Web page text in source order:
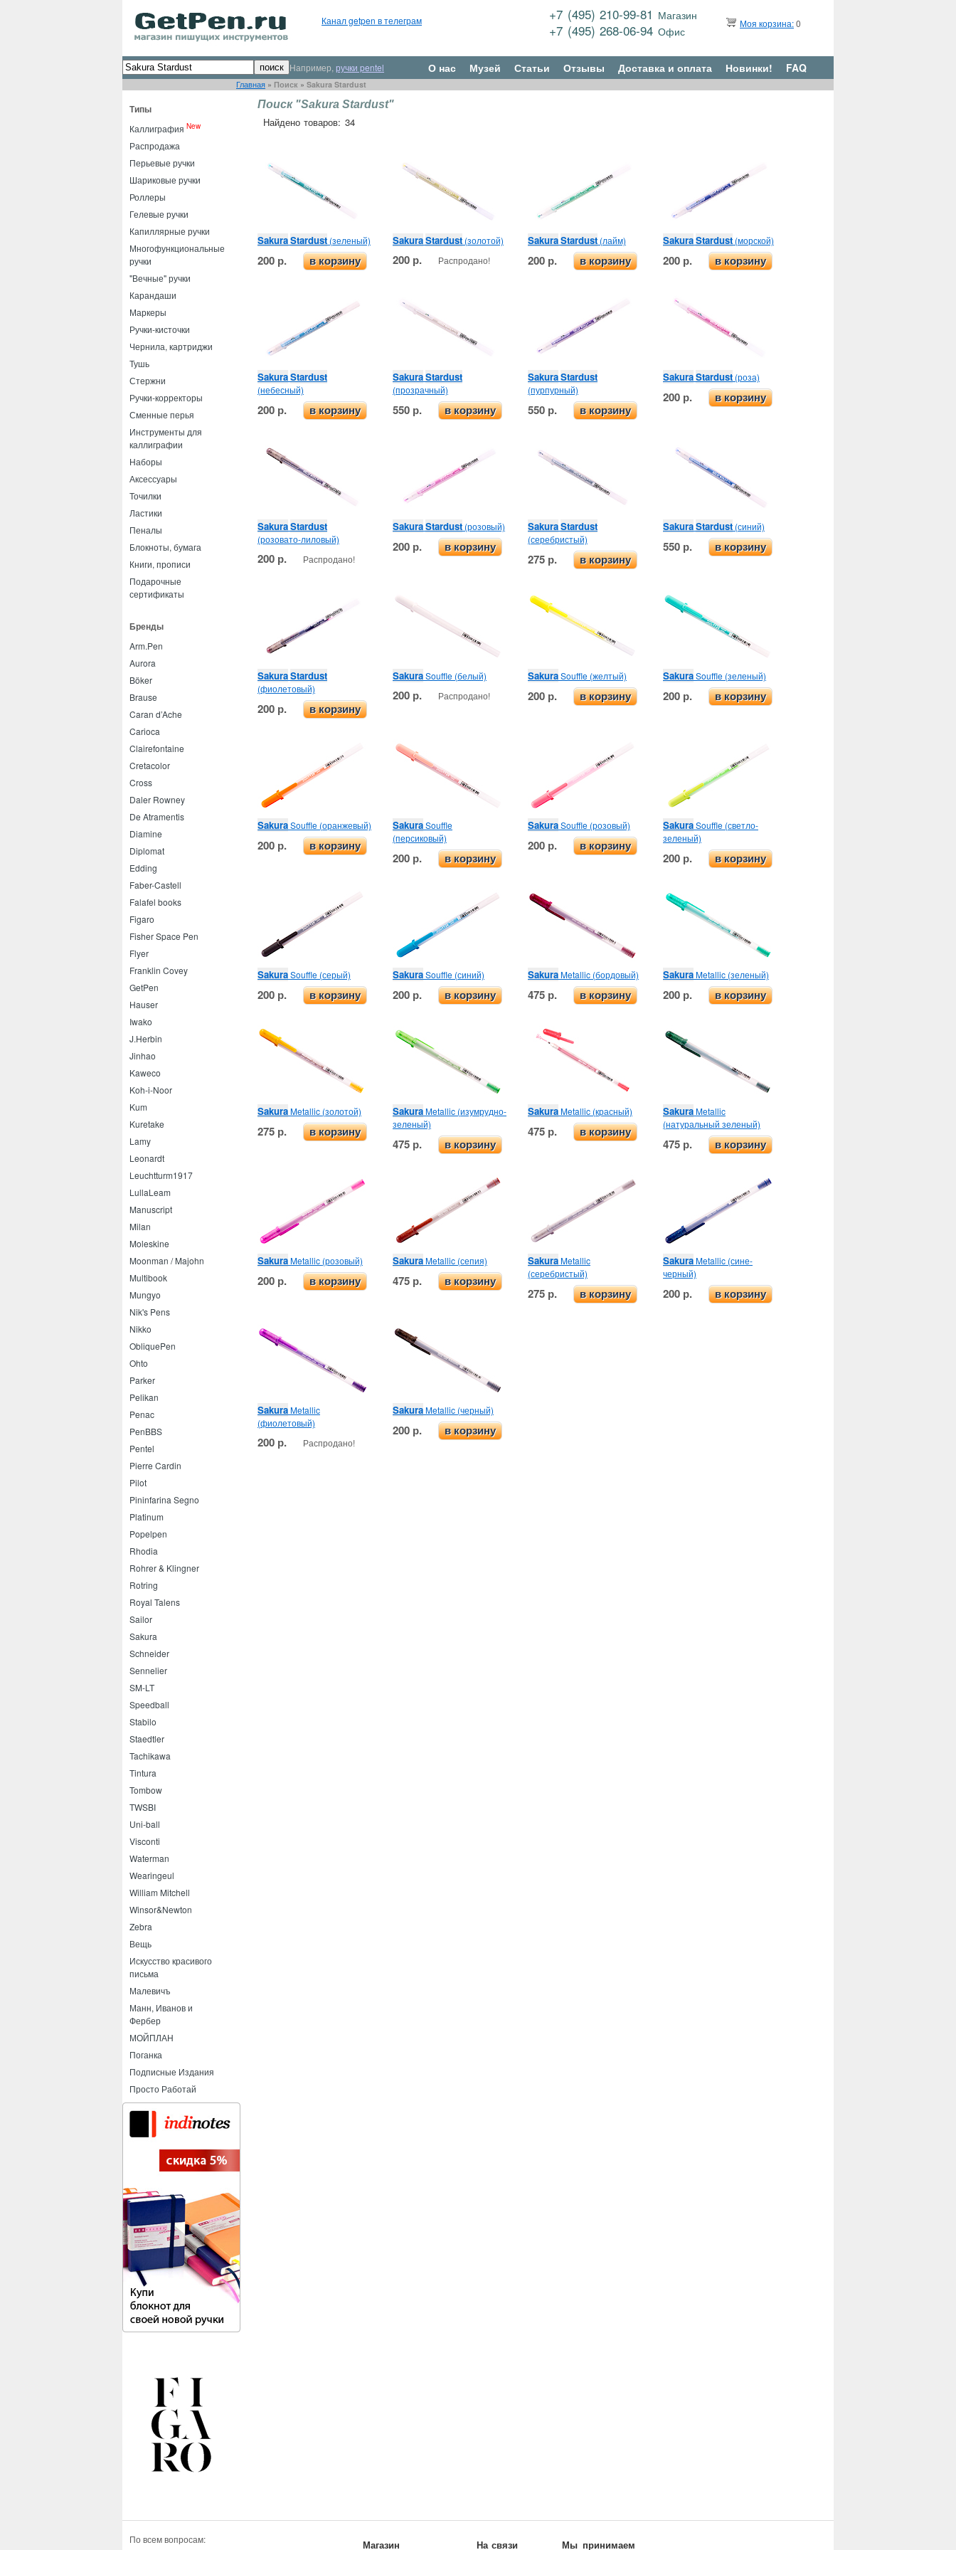
Канал getpen в телеграм +7 (495) 210-99-81 Магазин
+7 (495) 268-06-94Офис
Моя корзина:0
Например, ручки pentel О нас Музей Статьи Отзывы Доставка и оплата Новинки! FAQ
Главная » Поиск » Sakura Stardust
Типы
Каллиграфия New
Распродажа
Перьевые ручки
Шариковые ручки
Роллеры
Гелевые ручки
Капиллярные ручки
Многофункциональные
ручки
"Вечные" ручки
Карандаши
Маркеры
Ручки-кисточки
Чернила, картриджи
Тушь
Стержни
Ручки-корректоры
Сменные перья
Инструменты для
каллиграфии
Наборы
Аксессуары
Точилки
Ластики
Пеналы
Блокноты, бумага
Книги, прописи
Подарочные
сертификаты
Бренды
Arm.Pen
Aurora
Böker
Brause
Caran d’Ache
Carioca
Clairefontaine
Cretacolor
Cross
Daler Rowney
De Atramentis
Diamine
Diplomat
Edding
Faber-Castell
Falafel books
Figaro
Fisher Space Pen
Flyer
Franklin Covey
GetPen
Hauser
Iwako
J.Herbin
Jinhao
Kaweco
Koh-i-Noor
Kum
Kuretake
Lamy
Leonardt
Leuchtturm1917
LullaLeam
Manuscript
Milan
Moleskine
Moonman / Majohn
Multibook
Mungyo
Nik's Pens
Nikko
ObliquePen
Ohto
Parker
Pelikan
Penac
PenBBS
Pentel
Pierre Cardin
Pilot
Pininfarina Segno
Platinum
Popelpen
Rhodia
Rohrer & Klingner
Rotring
Royal Talens
Sailor
Sakura
Schneider
Sennelier
SM-LT
Speedball
Stabilo
Staedtler
Tachikawa
Tintura
Tombow
TWSBI
Uni-ball
Visconti
Waterman
Wearingeul
William Mitchell
Winsor&Newton
Zebra
Вещь
Искусство красивого
письма
Малевичъ
Манн, Иванов и
Фербер
МОЙПЛАН
Поганка
Подписные Издания
Просто Работай
Поиск "Sakura Stardust"
Найдено товаров: 34
SakuraStardust (зеленый)
200 р. в корзину
SakuraStardust (золотой)
200 р. Распродано!
SakuraStardust (лайм)
200 р. в корзину
SakuraStardust (морской)
200 р. в корзину
SakuraStardust
(небесный)
200 р. в корзину
SakuraStardust
(прозрачный)
550 р. в корзину
SakuraStardust
(пурпурный)
550 р. в корзину
SakuraStardust (роза)
200 р. в корзину
SakuraStardust
(розовато-лиловый)
200 р. Распродано!
SakuraStardust (розовый)
200 р. в корзину
SakuraStardust
(серебристый)
275 р. в корзину
SakuraStardust (синий)
550 р. в корзину
SakuraStardust
(фиолетовый)
200 р. в корзину
SakuraSouffle (белый)
200 р. Распродано!
SakuraSouffle (желтый)
200 р. в корзину
SakuraSouffle (зеленый)
200 р. в корзину
SakuraSouffle (оранжевый)
200 р. в корзину
SakuraSouffle
(персиковый)
200 р. в корзину
SakuraSouffle (розовый)
200 р. в корзину
SakuraSouffle (светло-
зеленый)
200 р. в корзину
SakuraSouffle (серый)
200 р. в корзину
SakuraSouffle (синий)
200 р. в корзину
SakuraMetallic (бордовый)
475 р. в корзину
SakuraMetallic (зеленый)
200 р. в корзину
SakuraMetallic (золотой)
275 р. в корзину
SakuraMetallic (изумрудно-
зеленый)
475 р. в корзину
SakuraMetallic (красный)
475 р. в корзину
SakuraMetallic
(натуральный зеленый)
475 р. в корзину
SakuraMetallic (розовый)
200 р. в корзину
SakuraMetallic (сепия)
475 р. в корзину
SakuraMetallic
(серебристый)
275 р. в корзину
SakuraMetallic (сине-
черный)
200 р. в корзину
SakuraMetallic
(фиолетовый)
200 р. Распродано!
SakuraMetallic (черный)
200 р. в корзину
По всем вопросам: Магазин На связи Мы принимаем